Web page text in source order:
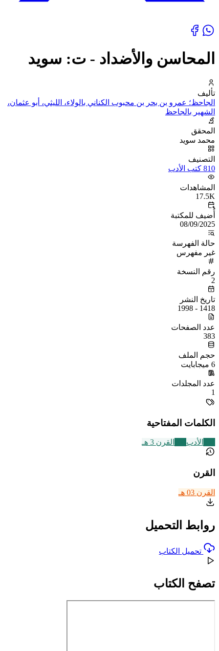
المحاسن والأضداد - ت: سويد
تأليف
الجاحظ؛ عمرو بن بحر بن محبوب الكناني بالولاء، الليثي، أبو عثمان،
الشهير بالجاحظ
المحقق
محمد سويد
التصنيف
810 كتب الأدب
المشاهدات
17.5K
أُضيف للمكتبة
08/09/2025
حالة الفهرسة
غير مفهرس
رقم النسخة
2
تاريخ النشر
1418 - 1998
عدد الصفحات
383
حجم الملف
6 ميجابايت
عدد المجلدات
1
الكلمات المفتاحية
الأدب القرن 3 هـ
القرن
القرن 03 هـ
روابط التحميل
تحميل الكتاب
تصفح الكتاب